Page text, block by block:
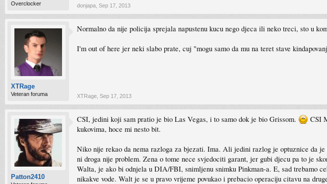
Overclocker donjapa Sep 17, 2013
XTRage
Veteran foruma
Normalno da nije policija sprejala napustenu kucu nego djeca ili neko treci, sto u
I'm out of here jer neki slabo prate, cuj "mogu samo da mu na teret stave
XTRage Sep 17, 2013
Patton2410
CSI, jedini koji sam pratio je bio Las Vegas, i to samo dok je bio Grissom.
CSI
kukovima, hoce mi nesto bit.
Niko nije rekao da nema razloga za bjezati. Ima. Ali jedini razlog je optuznice da
ni droga nije problem. Zena o tome nece svjedociti garant, jer gubi djecu pa to je
Walta, je ako bi odnjela u DIA/FBI, snimljenu snimku Pinkman-a. E, sad trebamo
nikakve vode. Walt je se u pravo vrijeme povukao i prebacio operaciju citavu na